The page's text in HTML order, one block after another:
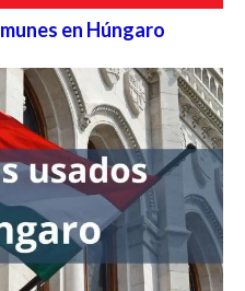
en Húngaro